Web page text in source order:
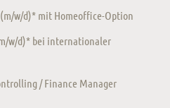
w/d)* mit Homeoffice-Option
w/d)* bei internationaler
/ Finance Manager